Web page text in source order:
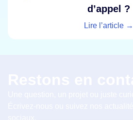
d’appel ?
Lire l’article →